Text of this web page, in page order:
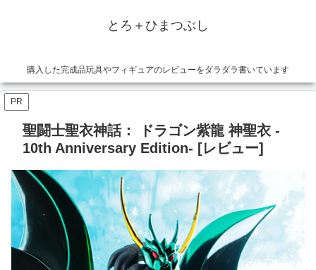
とろ＋ひまつぶし
購入した完成品玩具やフィギュアのレビューをダラダラ書いています
PR
聖闘士聖衣神話： ドラゴン紫龍 神聖衣 ‐
10th Anniversary Edition‐ [レビュー]